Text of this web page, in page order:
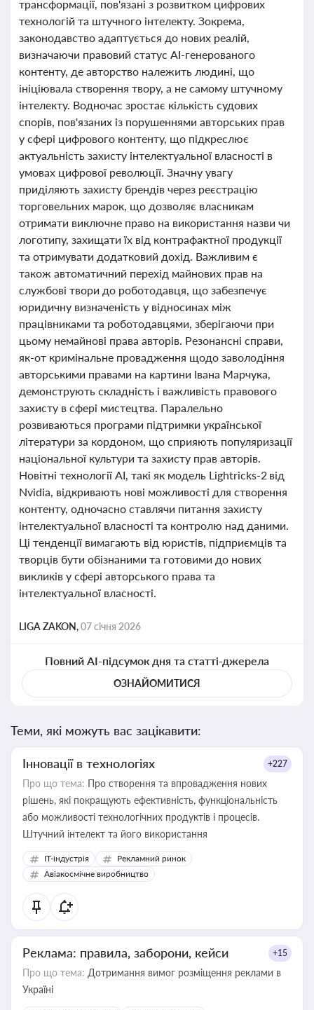
трансформації, пов'язані з розвитком цифрових
технологій та штучного інтелекту. Зокрема,
законодавство адаптується до нових реалій,
визначаючи правовий статус AI-генерованого
контенту, де авторство належить людині, що
ініціювала створення твору, а не самому штучному
інтелекту. Водночас зростає кількість судових
спорів, пов'язаних із порушеннями авторських прав
у сфері цифрового контенту, що підкреслює
актуальність захисту інтелектуальної власності в
умовах цифрової революції. Значну увагу
приділяють захисту брендів через реєстрацію
торговельних марок, що дозволяє власникам
отримати виключне право на використання назви чи
логотипу, захищати їх від контрафактної продукції
та отримувати додатковий дохід. Важливим є
також автоматичний перехід майнових прав на
службові твори до роботодавця, що забезпечує
юридичну визначеність у відносинах між
працівниками та роботодавцями, зберігаючи при
цьому немайнові права авторів. Резонансні справи,
як-от кримінальне провадження щодо заволодіння
авторськими правами на картини Івана Марчука,
демонструють складність і важливість правового
захисту в сфері мистецтва. Паралельно
розвиваються програми підтримки української
літератури за кордоном, що сприяють популяризації
національної культури та захисту прав авторів.
Новітні технології AI, такі як модель Lightricks-2 від
Nvidia, відкривають нові можливості для створення
контенту, одночасно ставлячи питання захисту
інтелектуальної власності та контролю над даними.
Ці тенденції вимагають від юристів, підприємців та
творців бути обізнаними та готовими до нових
викликів у сфері авторського права та
інтелектуальної власності.
LIGA ZAKON,07 січня 2026
Повний AI-підсумок дня та статті-джерела
ОЗНАЙОМИТИСЯ
Теми, які можуть вас зацікавити:
Інновації в технологіях +227
Про що тема: Про створення та впровадження нових
рішень, які покращують ефективність, функціональність
або можливості технологічних продуктів і процесів.
Штучний інтелект та його використання
IT-індустрія
Рекламний ринок
Авіакосмічне виробництво
Реклама: правила, заборони, кейси +15
Про що тема: Дотримання вимог розміщення реклами в
Україні